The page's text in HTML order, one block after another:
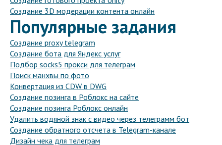
Создание 3D модерации контента онлайн
Популярные задания
Создание proxy telegram
Создание бота для Яндекс услуг
Подбор socks5 прокси для телеграм
Поиск манхвы по фото
Конвертация из CDW в DWG
Создание позинга в Роблокс на сайте
Создание позинга Роблокс онлайн
Удалить водяной знак с видео через телеграмм бот
Создание обратного отсчета в Telegram-канале
Дизайн чека для телеграм